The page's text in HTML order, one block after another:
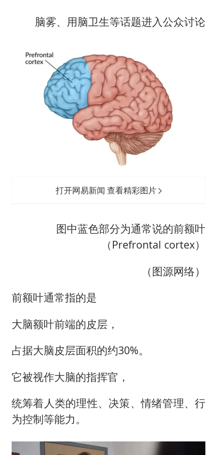
脑雾、用脑卫生等话题进入公众讨论
打开网易新闻 查看精彩图片
图中蓝色部分为通常说的前额叶
（Prefrontal cortex）
（图源网络）
前额叶通常指的是
大脑额叶前端的皮层，
占据大脑皮层面积的约30%。
它被视作大脑的指挥官，
统筹着人类的理性、决策、情绪管理、行
为控制等能力。